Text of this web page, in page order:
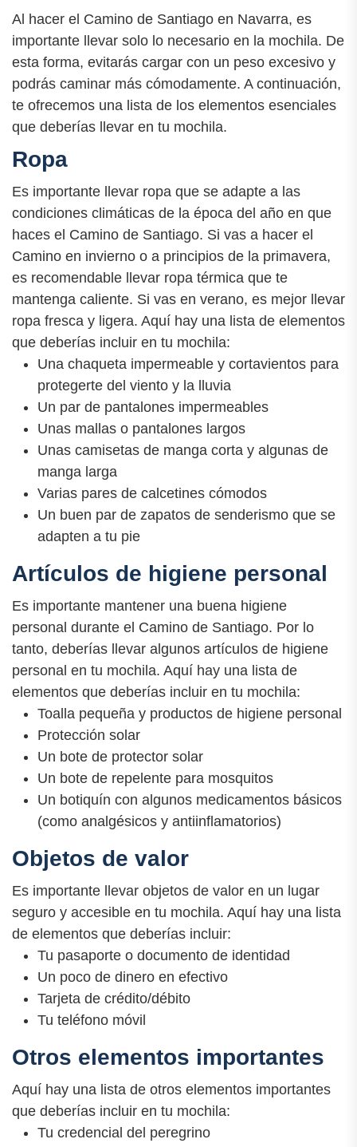
Al hacer el Camino de Santiago en Navarra, es
importante llevar solo lo necesario en la mochila. De
esta forma, evitarás cargar con un peso excesivo y
podrás caminar más cómodamente. A continuación,
te ofrecemos una lista de los elementos esenciales
que deberías llevar en tu mochila.
Ropa
Es importante llevar ropa que se adapte a las
condiciones climáticas de la época del año en que
haces el Camino de Santiago. Si vas a hacer el
Camino en invierno o a principios de la primavera,
es recomendable llevar ropa térmica que te
mantenga caliente. Si vas en verano, es mejor llevar
ropa fresca y ligera. Aquí hay una lista de elementos
que deberías incluir en tu mochila:
Una chaqueta impermeable y cortavientos para
protegerte del viento y la lluvia
Un par de pantalones impermeables
Unas mallas o pantalones largos
Unas camisetas de manga corta y algunas de
manga larga
Varias pares de calcetines cómodos
Un buen par de zapatos de senderismo que se
adapten a tu pie
Artículos de higiene personal
Es importante mantener una buena higiene
personal durante el Camino de Santiago. Por lo
tanto, deberías llevar algunos artículos de higiene
personal en tu mochila. Aquí hay una lista de
elementos que deberías incluir en tu mochila:
Toalla pequeña y productos de higiene personal
Protección solar
Un bote de protector solar
Un bote de repelente para mosquitos
Un botiquín con algunos medicamentos básicos
(como analgésicos y antiinflamatorios)
Objetos de valor
Es importante llevar objetos de valor en un lugar
seguro y accesible en tu mochila. Aquí hay una lista
de elementos que deberías incluir:
Tu pasaporte o documento de identidad
Un poco de dinero en efectivo
Tarjeta de crédito/débito
Tu teléfono móvil
Otros elementos importantes
Aquí hay una lista de otros elementos importantes
que deberías incluir en tu mochila:
Tu credencial del peregrino